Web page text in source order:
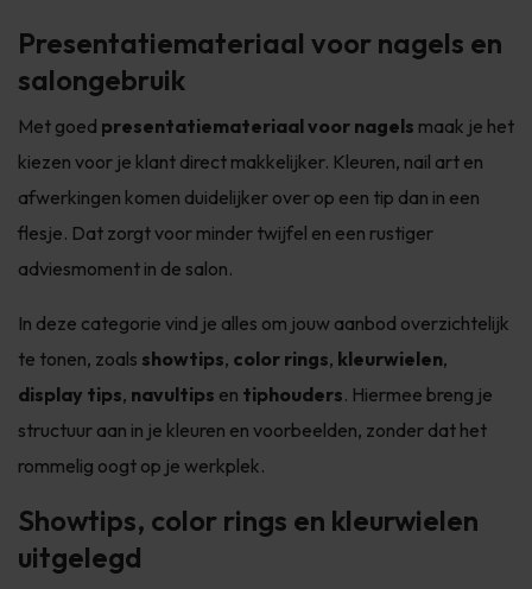
Presentatiemateriaal voor nagels en
salongebruik
Met goed presentatiemateriaal voor nagels maak je het
kiezen voor je klant direct makkelijker. Kleuren, nail art en
afwerkingen komen duidelijker over op een tip dan in een
flesje. Dat zorgt voor minder twijfel en een rustiger
adviesmoment in de salon.
In deze categorie vind je alles om jouw aanbod overzichtelijk
te tonen, zoals showtips, color rings, kleurwielen,
display tips, navultips en tiphouders. Hiermee breng je
structuur aan in je kleuren en voorbeelden, zonder dat het
rommelig oogt op je werkplek.
Showtips, color rings en kleurwielen
uitgelegd